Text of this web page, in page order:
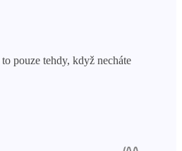
pouze tehdy, když necháte